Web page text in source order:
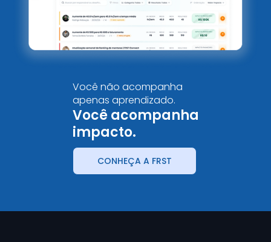
Você não acompanha
apenas aprendizado.
Você acompanha
impacto.
CONHEÇA A FRST